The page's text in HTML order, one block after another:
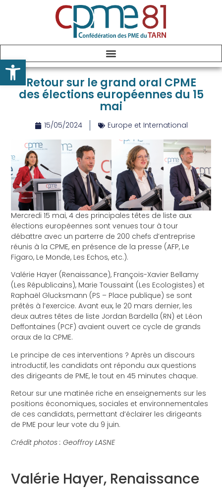
Retour sur le grand oral CPME
des élections européennes du 15
mai
15/05/2024 Europe et International
Mercredi 15 mai, 4 des principales têtes de liste aux
élections européennes sont venues tour à tour
débattre avec un parterre de 200 chefs d’entreprise
réunis à la CPME, en présence de la presse (AFP, Le
Figaro, Le Monde, Les Echos, etc.).
Valérie Hayer (Renaissance), François-Xavier Bellamy
(Les Républicains), Marie Toussaint (Les Ecologistes) et
Raphaël Glucksmann (PS – Place publique) se sont
prêtés à l’exercice. Avant eux, le 20 mars dernier, les
deux autres têtes de liste Jordan Bardella (RN) et Léon
Deffontaines (PCF) avaient ouvert ce cycle de grands
oraux de la CPME.
Le principe de ces interventions ? Après un discours
introductif, les candidats ont répondu aux questions
des dirigeants de PME, le tout en 45 minutes chaque.
Retour sur une matinée riche en enseignements sur les
positions économiques, sociales et environnementales
de ces candidats, permettant d’éclairer les dirigeants
de PME pour leur vote du 9 juin.
Crédit photos : Geoffroy LASNE
Valérie Hayer, Renaissance
Ouvrir la barre d’outils